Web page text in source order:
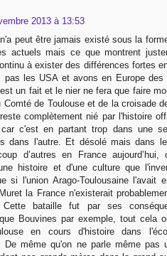
2013 à 13:53
peut être jamais existé sous la
actuels mais ce que montrent
à exister des différences fortes
pas les USA et avons en Europe des
un fait et le nier ne fera que faire
Comté de Toulouse et de la croisade
complètement nié par l'histoire
c'est en partant trop dans une
dans l'autre. Et désolé mais dans
d’autres en France
histoire et d'une culture que
si l'union Arago-Toulousaine l'avait
la France n'existerait
bataille fut par ses
Bouvines par exemple, tout cela
en cours d'histoire dans
De même qu'on ne parle même pas